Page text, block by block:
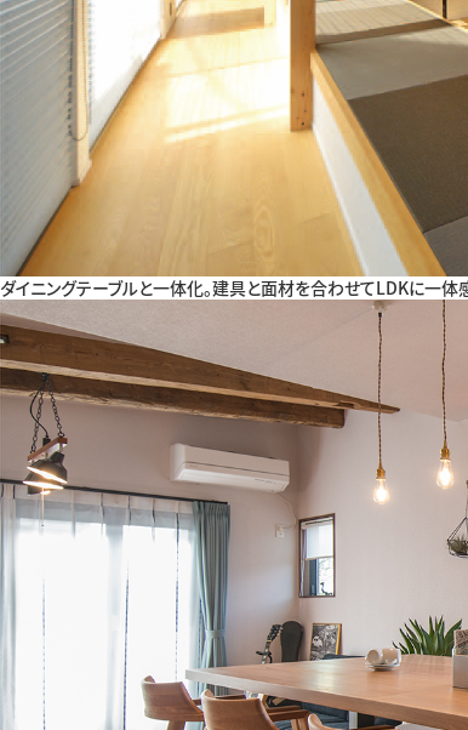
ダイニングテーブルと一体化。建具と面材を合わせてLDKに一体